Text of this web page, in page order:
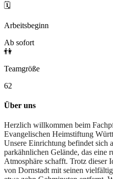
🗓️
Arbeitsbeginn
Ab sofort
👫
Teamgröße
62
Über uns
Herzlich willkommen beim
Evangelischen Heimstiftung
Unsere Einrichtung befindet sich
parkähnlichen Gelände, das eine
Atmosphäre schafft. Trotz dieser
von Dornstadt mit seinen